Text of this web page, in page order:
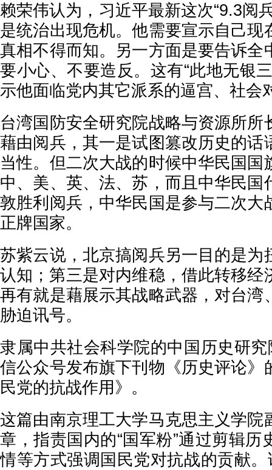
赖荣伟认为，习近平最新这次“9.3阅
是统治出现危机。他需要宣示自己现
真相不得而知。另一方面是要告诉全
要小心、不要造反。这有“此地无银
示他面临党内其它派系的逼宫、社会
台湾国防安全研究院战略与资源所所
藉由阅兵，其一是试图篡改历史的话
当性。但二次大战的时候中华民国国
中、美、英、法、苏，而且中华民国
敦胜利阅兵，中华民国是参与二次大
正牌国家。
苏紫云说，北京搞阅兵另一目的是为
认知；第三是对内维稳，借此转移经
再有就是藉展示其战略武器，对台湾
胁迫讯号。
隶属中共社会科学院的中国历史研
信公众号发布旗下刊物《历史评论》
民党的抗战作用》。
这篇由南京理工大学马克思主义学院
章，指责国内的“国军粉”通过剪辑历
情等方式强调国民党对抗战的贡献